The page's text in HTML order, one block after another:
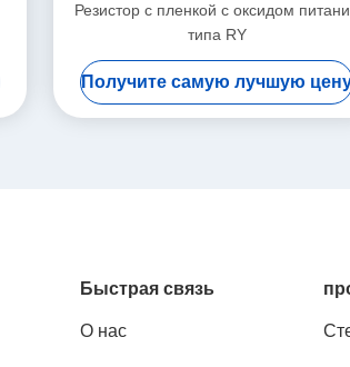
Резистор с пленкой с оксидом
типа RY
Получите самую лучшую
Быстрая связь
О нас